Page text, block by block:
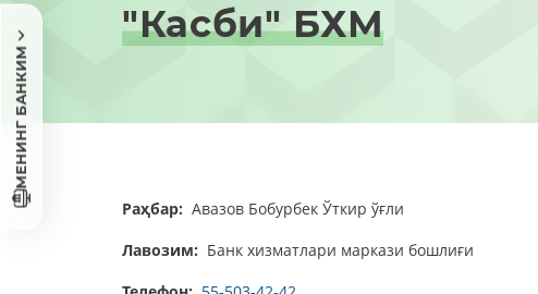
МЕНИНГ БАНКИМ
"Касби" БХМ
Раҳбар: Авазов Бобурбек Ўткир ўғли
Лавозим: Банк хизматлари маркази бошлиғи